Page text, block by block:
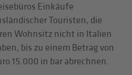
Einkäufe
Touristen, die
Wohnsitz nicht in Italien
bis zu einem Betrag von
15.000 in bar abrechnen.